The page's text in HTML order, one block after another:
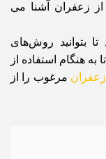
از زعفران آشنا می
بتوانید روش‌های
به هنگام استفاده از
مرغوب را از